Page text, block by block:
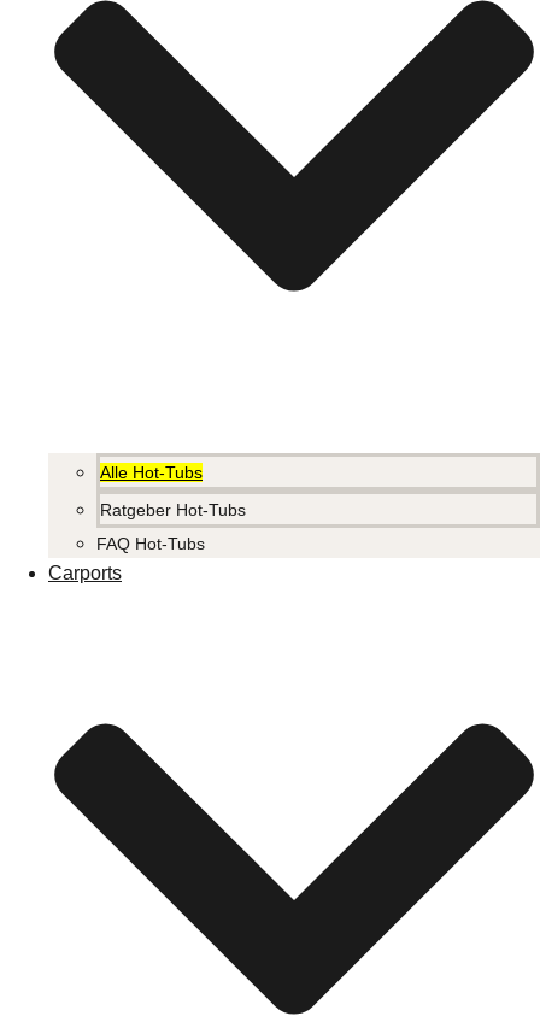
Alle Hot-Tubs
Ratgeber Hot-Tubs
FAQ Hot-Tubs
Carports